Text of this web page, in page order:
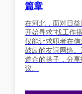
篇章
在河北，面对日
开始寻求“找工作
仅能让求职者在
鼓励的友谊网络
道合的搭子，分
议。